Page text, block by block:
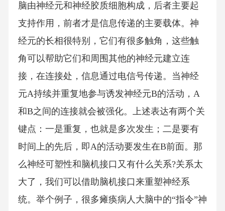
脑由神经元和神经胶质细胞构成，后者主要起
支持作用，前者才是信息传递的主要载体。神
经元的长相很特别，它们有很多触角，这些触
角可以帮助它们和周围其他的神经元建立连
接，在连接处，信息通过电信号传递。当神经
元A持续并重复地参与诱发神经元B的活动，A
和B之间的连接就会被强化。上述表达有两个关
键点：一是重复，也就是多次发生；二是要有
时间上的先后，即A的活动要发生在B前面。那
么神经可塑性和脑机接口又有什么关系?关系太
大了，我们可以借助脑机接口来重塑神经系
统。举个例子，很多瘫痪病人大脑中的“指令”神